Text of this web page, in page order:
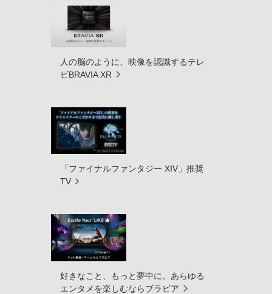
人の脳のように、映像を認識するテレ
ビBRAVIA XR
「ファイナルファンタジー XIV」推奨
TV
好きなこと、もっと夢中に。あらゆる
エンタメを楽しむならブラビア